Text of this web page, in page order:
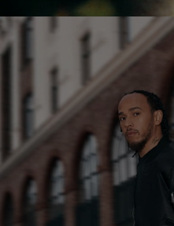
SIE,
UM
ES
ZUM
DER